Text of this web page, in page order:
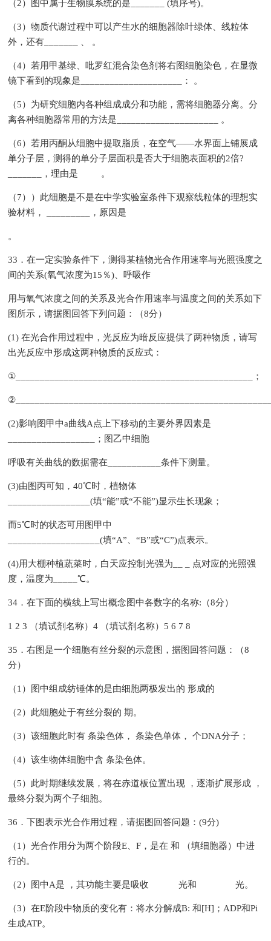
（2）图中属于生物膜系统的是_______ (填序号)。
（3）物质代谢过程中可以产生水的细胞器除叶绿体、线粒体
外，还有_______ 、 。
（4）若用甲基绿、吡罗红混合染色剂将右图细胞染色，在显微
镜下看到的现象是_____________________： 。
（5）为研究细胞内各种组成成分和功能，需将细胞器分离。分
离各种细胞器常用的方法是_____________________ 。
（6）若用丙酮从细胞中提取脂质，在空气——水界面上铺展成
单分子层，测得的单分子层面积是否大于细胞表面积的2倍?
_______，理由是 。
（7））此细胞是不是在中学实验室条件下观察线粒体的理想实
验材料， _________，原因是
。
33．在一定实验条件下，测得某植物光合作用速率与光照强度之
间的关系(氧气浓度为15％)、呼吸作
用与氧气浓度之间的关系及光合作用速率与温度之间的关系如下
图所示，请据图回答下列问题：（8分）
(1) 在光合作用过程中，光反应为暗反应提供了两种物质，请写
出光反应中形成这两种物质的反应式：
①_________________________________________________；
(2)影响图甲中a曲线A点上下移动的主要外界因素是
__________________；图乙中细胞
呼吸有关曲线的数据需在___________条件下测量。
(3)由图丙可知，40℃时，植物体
_________________(填“能”或“不能”)显示生长现象；
而5℃时的状态可用图甲中
___________________(填“A”、“B”或“C”)点表示。
(4)用大棚种植蔬菜时，白天应控制光强为__ _ 点对应的光照强
度，温度为_____℃。
34．在下面的横线上写出概念图中各数字的名称:（8分）
1 2 3 （填试剂名称）4 （填试剂名称）5 6 7 8
35．右图是一个细胞有丝分裂的示意图，据图回答问题：（8
分）
（1）图中组成纺锤体的是由细胞两极发出的 形成的
（2）此细胞处于有丝分裂的 期。
（3）该细胞此时有 条染色体， 条染色单体， 个DNA分子；
（4）该生物体细胞中含 条染色体。
（5）此时期继续发展，将在赤道板位置出现 ，逐渐扩展形成 ，
最终分裂为两个子细胞。
36．下图表示光合作用过程，请据图回答问题：(9分)
（1）光合作用分为两个阶段E、F，是在 和 （填细胞器）中进
行的。
（2）图中A是 ，其功能主要是吸收 光和 光。
（3）在E阶段中物质的变化有：将水分解成B: 和[H]；ADP和Pi
生成ATP。